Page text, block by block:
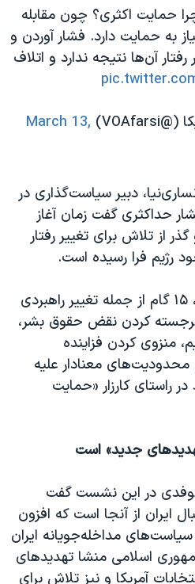
حمایت اکثری؟ چون مقابله
به حمایت دارد. فشار آوردن و
آن‌ها نتیجه ندارد و اتلاف
March 13,
دبیر سیاست‌گذاری در
حداکثری گفت زمان آغاز
از تلاش برای تغییر رفتار
رژیم فرا رسیده است.
به گفته آقای خوانساری‌نیا، ۱۵ گام از جمله تغییر راهبردی
برجسته کردن نقض حقوق بشر،
منزوی کردن فزاینده
معنادار علیه
راستای کارزار «حمایت
جدید» است
در این نشست گفت
ایران از آنجا است که افزون
مداخله‌جویانه ایران
اسلامی منشا تهدیدهای
آمریکا و نیز تلاش برای